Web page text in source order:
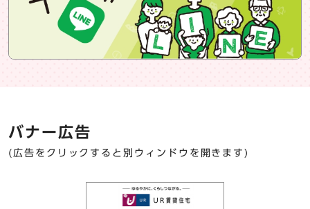
バナー広告
(広告をクリックすると別ウィンドウを開きます)